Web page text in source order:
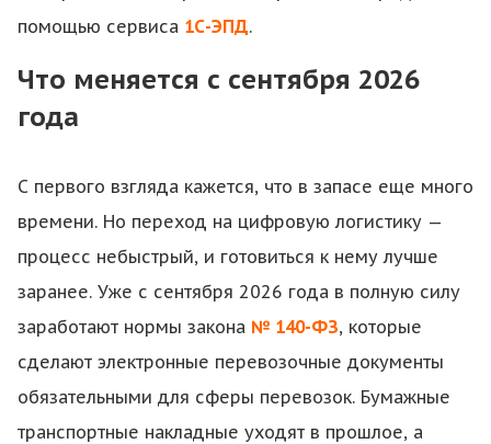
помощью сервиса 1С-ЭПД.
Что меняется с сентября 2026
года
С первого взгляда кажется, что в запасе еще много
времени. Но переход на цифровую логистику —
процесс небыстрый, и готовиться к нему лучше
заранее. Уже с сентября 2026 года в полную силу
заработают нормы закона № 140-ФЗ, которые
сделают электронные перевозочные документы
обязательными для сферы перевозок. Бумажные
транспортные накладные уходят в прошлое, а